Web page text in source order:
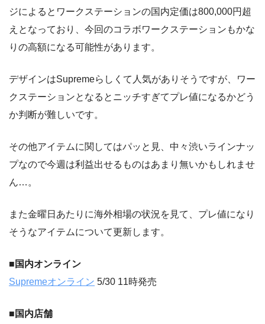
ジによるとワークステーションの国内定価は800,000円超
えとなっており、今回のコラボワークステーションもかな
りの高額になる可能性があります。
デザインはSupremeらしくて人気がありそうですが、ワー
クステーションとなるとニッチすぎてプレ値になるかどう
か判断が難しいです。
その他アイテムに関してはパッと見、中々渋いラインナッ
プなので今週は利益出せるものはあまり無いかもしれませ
ん…。
また金曜日あたりに海外相場の状況を見て、プレ値になり
そうなアイテムについて更新します。
■国内オンライン
Supremeオンライン 5/30 11時発売
■国内店舗